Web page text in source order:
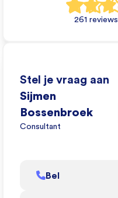
261 reviews
Stel je vraag aan
Sijmen
Bossenbroek
Consultant
Bel